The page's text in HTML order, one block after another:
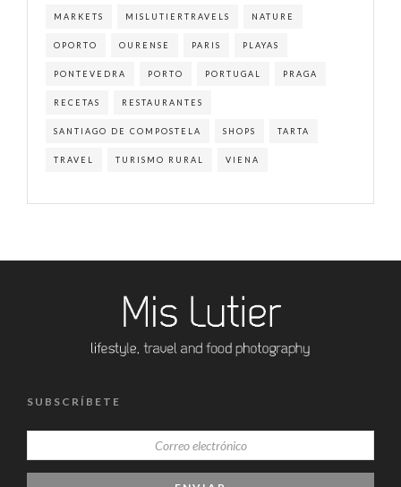
MARKETS MISLUTIERTRAVELS NATURE
OPORTO OURENSE PARIS PLAYAS
PONTEVEDRA PORTO PORTUGAL PRAGA
RECETAS RESTAURANTES
SANTIAGO DE COMPOSTELA SHOPS TARTA
TRAVEL TURISMO RURAL VIENA
SUBSCRÍBETE